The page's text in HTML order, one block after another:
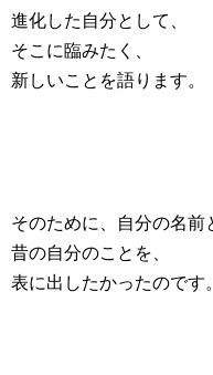
進化した自分として、
そこに臨みたく、
新しいことを語ります。
そのために、自分の名前
昔の自分のことを、
表に出したかったのです。